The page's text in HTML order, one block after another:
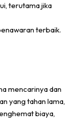
terutama jika
terbaik.
mencarinya dan
yang tahan lama,
biaya,